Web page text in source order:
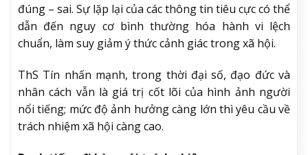
đúng – sai. Sự lặp lại của các thông tin tiêu cực có thể
dẫn đến nguy cơ bình thường hóa hành vi lệch
chuẩn, làm suy giảm ý thức cảnh giác trong xã hội.
ThS Tín nhấn mạnh, trong thời đại số, đạo đức và
nhân cách vẫn là giá trị cốt lõi của hình ảnh người
nổi tiếng; mức độ ảnh hưởng càng lớn thì yêu cầu về
trách nhiệm xã hội càng cao.